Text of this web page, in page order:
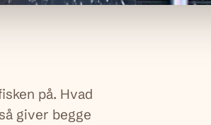
på. Hvad
giver begge